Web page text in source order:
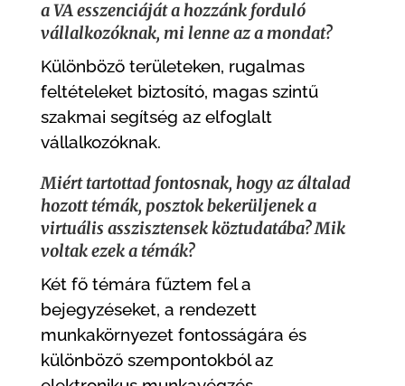
a VA esszenciáját a hozzánk forduló
vállalkozóknak, mi lenne az a mondat?
Különböző területeken, rugalmas
feltételeket biztosító, magas szintű
szakmai segítség az elfoglalt
vállalkozóknak.
Miért tartottad fontosnak, hogy az általad
hozott témák, posztok bekerüljenek a
virtuális asszisztensek köztudatába? Mik
voltak ezek a témák?
Két fő témára fűztem fel a
bejegyzéseket, a rendezett
munkakörnyezet fontosságára és
különböző szempontokból az